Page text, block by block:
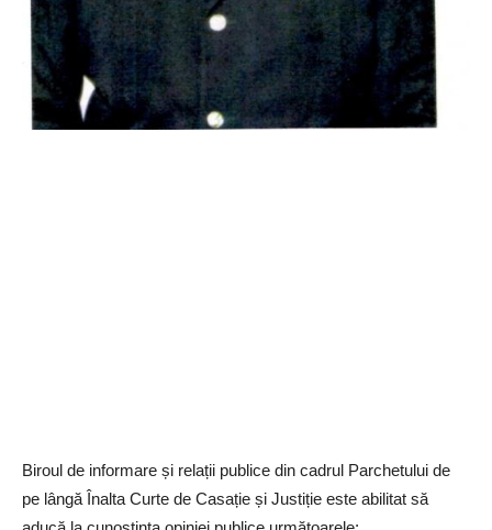
Biroul de informare și relații publice din cadrul Parchetului de
pe lângă Înalta Curte de Casație și Justiție este abilitat să